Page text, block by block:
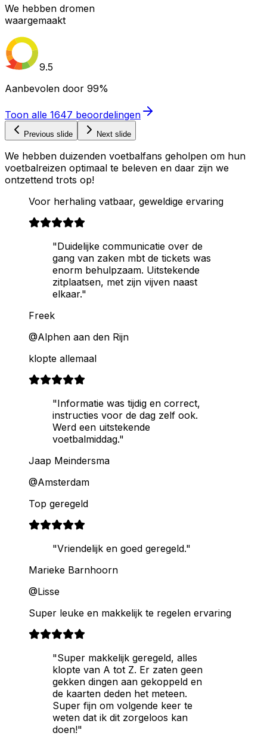
We hebben dromen
waargemaakt
9.5
Aanbevolen door 99%
Toon alle 1647 beoordelingen
Previous slide Next slide
We hebben duizenden voetbalfans geholpen om hun
voetbalreizen optimaal te beleven en daar zijn we
ontzettend trots op!
Voor herhaling vatbaar, geweldige ervaring
"Duidelijke communicatie over de
gang van zaken mbt de tickets was
enorm behulpzaam. Uitstekende
zitplaatsen, met zijn vijven naast
elkaar."
Freek
@Alphen aan den Rijn
klopte allemaal
"Informatie was tijdig en correct,
instructies voor de dag zelf ook.
Werd een uitstekende
voetbalmiddag."
Jaap Meindersma
@Amsterdam
Top geregeld
"Vriendelijk en goed geregeld."
Marieke Barnhoorn
@Lisse
Super leuke en makkelijk te regelen ervaring
"Super makkelijk geregeld, alles
klopte van A tot Z. Er zaten geen
gekken dingen aan gekoppeld en
de kaarten deden het meteen.
Super fijn om volgende keer te
weten dat ik dit zorgeloos kan
doen!"